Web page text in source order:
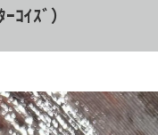
ｲｽﾞ）